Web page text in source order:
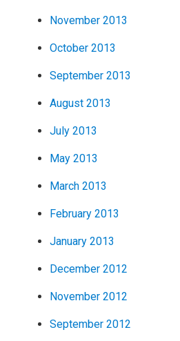
November 2013
October 2013
September 2013
August 2013
July 2013
May 2013
March 2013
February 2013
January 2013
December 2012
November 2012
September 2012